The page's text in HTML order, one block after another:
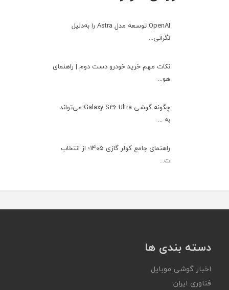
OpenAI توسعه مدل Astra را به‌دلیل
نگرانی...
نکات مهم خرید خودرو دست دوم | راهنمای
هو...
چگونه گوشی Galaxy S26 Ultra می‌تواند
به ...
راهنمای جامع کولر گازی ۱۴۰۵؛ از انتخاب
ت...
دسته بندی ها
اخبار گوشی موبایل
فناوری ایران